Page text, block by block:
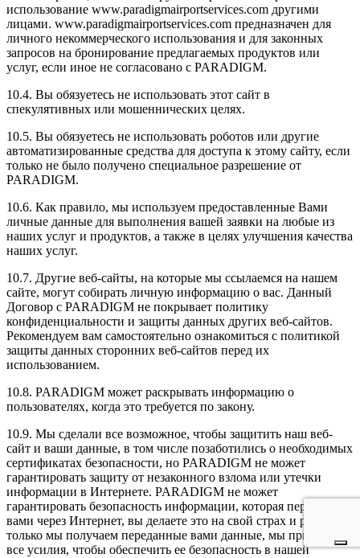
использование www.paradigmairportservices.com другими
лицами. www.paradigmairportservices.com предназначен для
личного некоммерческого использования и для законных
запросов на бронирование предлагаемых продуктов или
услуг, если иное не согласовано с PARADIGM.
10.4. Вы обязуетесь не использовать этот сайт в
спекулятивных или мошеннических целях.
10.5. Вы обязуетесь не использовать роботов или другие
автоматизированные средства для доступа к этому сайту, если
только не было получено специальное разрешение от
PARADIGM.
10.6. Как правило, мы используем предоставленные Вами
личные данные для выполнения вашей заявки на любые из
наших услуг и продуктов, а также в целях улучшения качества
наших услуг.
10.7. Другие веб-сайты, на которые мы ссылаемся на нашем
сайте, могут собирать личную информацию о вас. Данный
Договор с PARADIGM не покрывает политику
конфиденциальности и защиты данных других веб-сайтов.
Рекомендуем вам самостоятельно ознакомиться с политикой
защиты данных сторонних веб-сайтов перед их
использованием.
10.8. PARADIGM может раскрывать информацию о
пользователях, когда это требуется по закону.
10.9. Мы сделали все возможное, чтобы защитить наш веб-
сайт и ваши данные, в том числе позаботились о необходимых
сертификатах безопасности, но PARADIGM не может
гарантировать защиту от незаконного взлома или утечки
информации в Интернете. PARADIGM не может
гарантировать безопасность информации, которая передается
вами через Интернет, вы делаете это на свой страх и риск. Как
только мы получаем переданные вами данные, мы прилагаем
все усилия, чтобы обеспечить ее безопасность в нашей